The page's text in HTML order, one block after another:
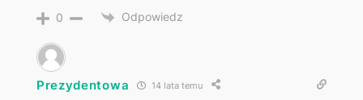
0 Odpowiedz
Prezydentowa 14 lata temu